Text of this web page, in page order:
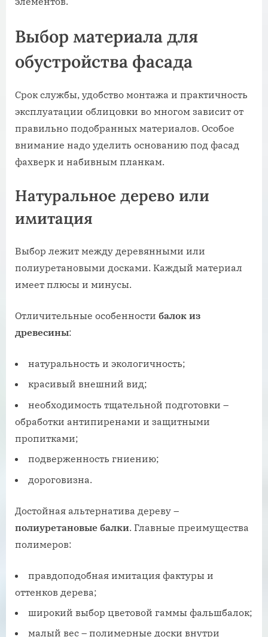
Выбор материала для
обустройства фасада
Срок службы, удобство монтажа и практичность
эксплуатации облицовки во многом зависит от
правильно подобранных материалов. Особое
внимание надо уделить основанию под фасад
фахверк и набивным планкам.
Натуральное дерево или
имитация
Выбор лежит между деревянными или
полиуретановыми досками. Каждый материал
имеет плюсы и минусы.
Отличительные особенности балок из
древесины:
натуральность и экологичность;
красивый внешний вид;
необходимость тщательной подготовки –
обработки антипиренами и защитными
пропитками;
подверженность гниению;
дороговизна.
Достойная альтернатива дереву –
полиуретановые балки. Главные преимущества
полимеров:
правдоподобная имитация фактуры и
оттенков дерева;
широкий выбор цветовой гаммы фальшбалок;
малый вес – полимерные доски внутри